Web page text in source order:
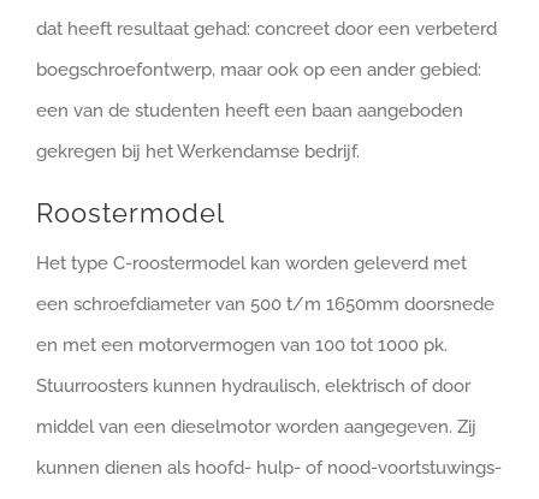
dat heeft resultaat gehad: concreet door een verbeterd
boegschroefontwerp, maar ook op een ander gebied:
een van de studenten heeft een baan aangeboden
gekregen bij het Werkendamse bedrijf.
Roostermodel
Het type C-roostermodel kan worden geleverd met
een schroefdiameter van 500 t/m 1650mm doorsnede
en met een motorvermogen van 100 tot 1000 pk.
Stuurroosters kunnen hydraulisch, elektrisch of door
middel van een dieselmotor worden aangegeven. Zij
kunnen dienen als hoofd- hulp- of nood-voortstuwings-